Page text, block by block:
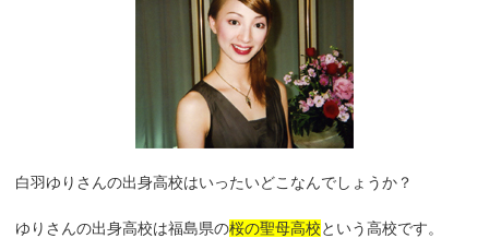
白羽ゆりさんの出身高校はいったいどこなんでしょうか？
ゆりさんの出身高校は福島県の桜の聖母高校という高校です。